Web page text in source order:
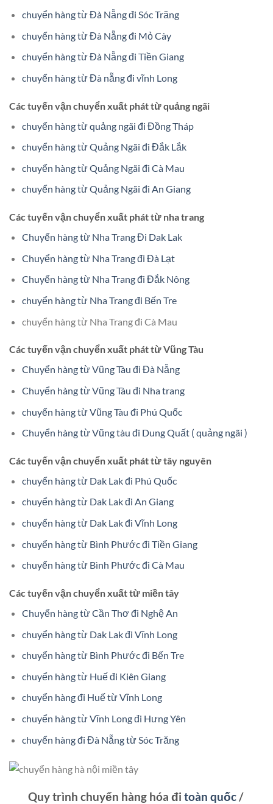
chuyển hàng từ Đà Nẵng đi Sóc Trăng
chuyển hàng từ Đà Nẵng đi Mỏ Cày
chuyển hàng từ Đà Nẵng đi Tiền Giang
chuyển hàng từ Đà nẵng đi vĩnh Long
Các tuyến vận chuyển xuất phát từ quảng ngãi
chuyển hàng từ quảng ngãi đi Đồng Tháp
chuyển hàng từ Quảng Ngãi đi Đắk Lắk
chuyển hàng từ Quảng Ngãi đi Cà Mau
chuyển hàng từ Quảng Ngãi đi An Giang
Các tuyến vận chuyển xuất phát từ nha trang
Chuyển hàng từ Nha Trang Đi Dak Lak
Chuyển hàng từ Nha Trang đi Đà Lạt
Chuyển hàng từ Nha Trang đi Đắk Nông
chuyển hàng từ Nha Trang đi Bến Tre
chuyển hàng từ Nha Trang đi Cà Mau
Các tuyến vận chuyển xuất phát từ Vũng Tàu
Chuyển hàng từ Vũng Tàu đi Đà Nẵng
Chuyển hàng từ Vũng Tàu đi Nha trang
chuyển hàng từ Vũng Tàu đi Phú Quốc
Chuyển hàng từ Vũng tàu đi Dung Quất ( quảng ngãi )
Các tuyến vận chuyển xuất phát từ tây nguyên
chuyển hàng từ Dak Lak đi Phú Quốc
chuyển hàng từ Dak Lak đi An Giang
chuyển hàng từ Dak Lak đi Vĩnh Long
chuyển hàng từ Bình Phước đi Tiền Giang
chuyển hàng từ Bình Phước đi Cà Mau
Các tuyến vận chuyển xuất từ miền tây
Chuyển hàng từ Cần Thơ đi Nghệ An
chuyển hàng từ Dak Lak đi Vĩnh Long
chuyển hàng từ Bình Phước đi Bến Tre
chuyển hàng từ Huế đi Kiên Giang
chuyển hàng đi Huế từ Vĩnh Long
chuyển hàng từ Vĩnh Long đi Hưng Yên
chuyển hàng đi Đà Nẵng từ Sóc Trăng
Quy trình chuyển hàng hóa đi toàn quốc/